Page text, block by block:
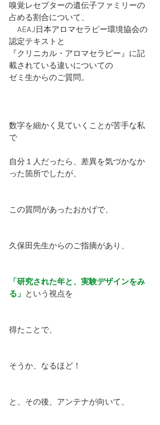
嗅覚レセプターの遺伝子ファミリーの
占める割合について、
AEAJ日本アロマセラピー環境協会の
認定テキストと
『クリニカル・アロマセラピー』に記
載されている違いについての
ゼミ生からのご質問。
数字を細かく見ていくことが苦手な私
で
自分１人だったら、差異を気づかなか
った箇所でしたが、
この質問があったおかげで、
久保田先生からのご指摘があり、
「研究された年と、実験デザインをみ
る」 という視点を
得たことで、
そうか、なるほど！
と、その後、アンテナが向いて、